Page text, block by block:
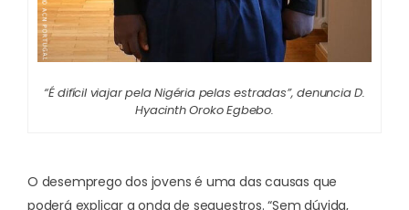
“É difícil viajar pela Nigéria pelas estradas”, denuncia D.
Hyacinth Oroko Egbebo.
O desemprego dos jovens é uma das causas que
poderá explicar a onda de sequestros. “Sem dúvida,